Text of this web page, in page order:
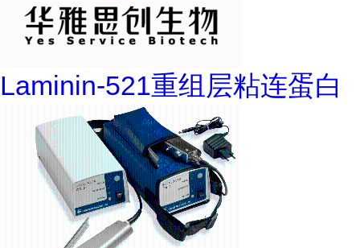
Laminin-521重组层粘连蛋白